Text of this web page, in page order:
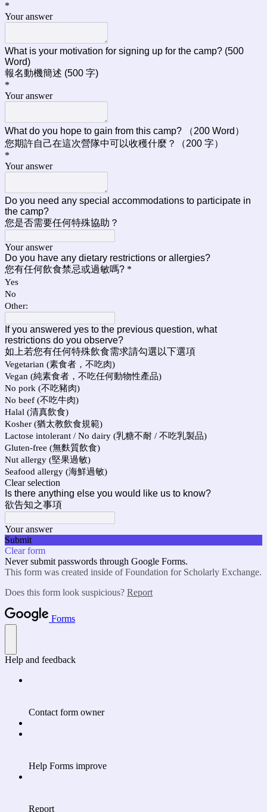
*
Your answer
What is your motivation for signing up for the camp? (500
Word)
報名動機簡述 (500 字)
*
Your answer
What do you hope to gain from this camp? （200 Word）
您期許自己在這次營隊中可以收穫什麼？（200 字）
*
Your answer
Do you need any special accommodations to participate in
the camp?
您是否需要任何特殊協助？
Your answer
Do you have any dietary restrictions or allergies?
您有任何飲食禁忌或過敏嗎? *
Yes
No
Other:
If you answered yes to the previous question, what
restrictions do you observe?
如上若您有任何特殊飲食需求請勾選以下選項
Vegetarian (素食者，不吃肉)
Vegan (純素食者，不吃任何動物性產品)
No pork (不吃豬肉)
No beef (不吃牛肉)
Halal (清真飲食)
Kosher (猶太教飲食規範)
Lactose intolerant / No dairy (乳糖不耐 / 不吃乳製品)
Gluten-free (無麩質飲食)
Nut allergy (堅果過敏)
Seafood allergy (海鮮過敏)
Clear selection
Is there anything else you would like us to know?
欲告知之事項
Your answer
Submit
Clear form
Never submit passwords through Google Forms.
This form was created inside of Foundation for Scholarly Exchange.
Does this form look suspicious? Report
Forms
Help and feedback
Contact form owner
Help Forms improve
Report